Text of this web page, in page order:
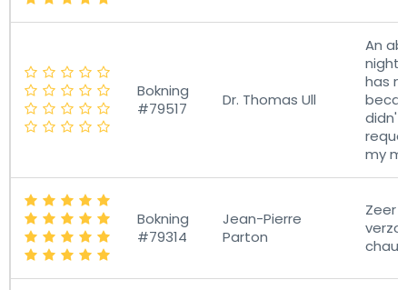
Bokning
#79517
Dr. Thomas Ull
An
has
didn't
my
Bokning
#79314
Jean-Pierre
Parton
Zeer